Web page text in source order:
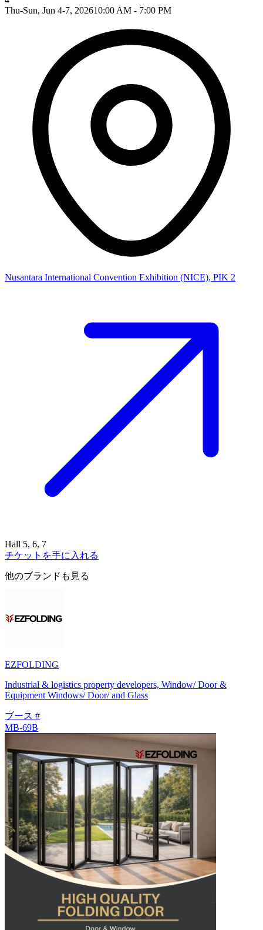
Thu-Sun, Jun 4-7, 202610:00 AM - 7:00 PM
Nusantara International Convention Exhibition (NICE), PIK 2
Hall 5, 6, 7
チケットを手に入れる
他のブランドも見る
EZFOLDING
Industrial & logistics property developers, Window/ Door &
Equipment Windows/ Door/ and Glass
ブース #
MB-69B